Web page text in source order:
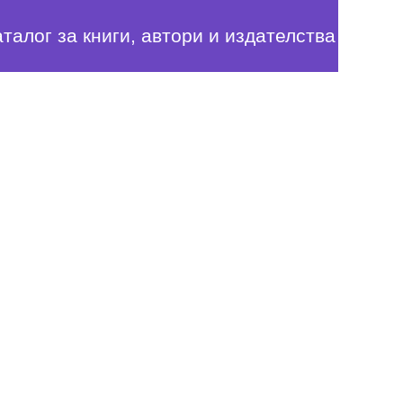
за книги, автори и издателства